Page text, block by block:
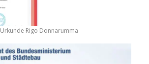
Urkunde Rigo Donnarumma